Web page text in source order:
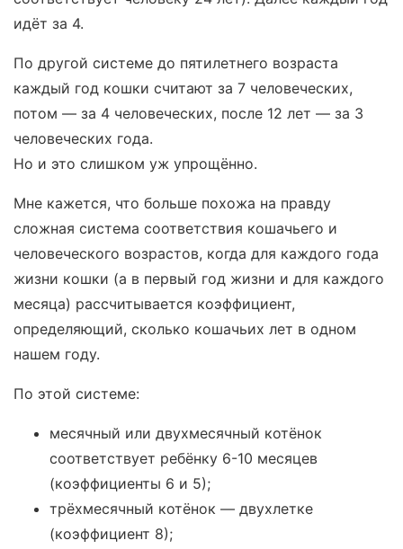
идёт за 4.
По другой системе до пятилетнего возраста
каждый год кошки считают за 7 человеческих,
потом — за 4 человеческих, после 12 лет — за 3
человеческих года.
Но и это слишком уж упрощённо.
Мне кажется, что больше похожа на правду
сложная система соответствия кошачьего и
человеческого возрастов, когда для каждого года
жизни кошки (а в первый год жизни и для каждого
месяца) рассчитывается коэффициент,
определяющий, сколько кошачьих лет в одном
нашем году.
По этой системе:
месячный или двухмесячный котёнок
соответствует ребёнку 6-10 месяцев
(коэффициенты 6 и 5);
трёхмесячный котёнок — двухлетке
(коэффициент 8);